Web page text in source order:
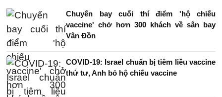
Chuyến bay cuối thí điểm 'hộ chiếu
vaccine' chở hơn 300 khách về sân bay
Vân Đồn
COVID-19: Israel chuẩn bị tiêm liều vaccine
thứ tư, Anh bỏ hộ chiếu vaccine